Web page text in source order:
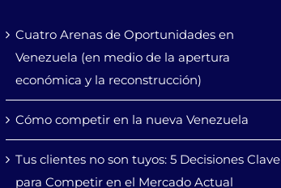
Cuatro Arenas de Oportunidades en
Venezuela (en medio de la apertura
económica y la reconstrucción)
Cómo competir en la nueva Venezuela
Tus clientes no son tuyos: 5 Decisiones Clave
para Competir en el Mercado Actual